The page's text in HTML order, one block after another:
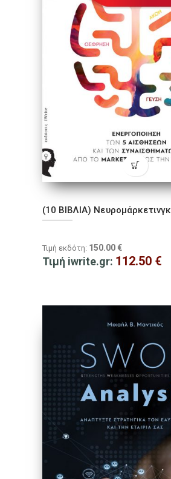
(10 ΒΙΒΛΙΑ) Νευρομάρκετινγκ
Τιμή εκδότη: 150.00 €
Τιμή iwrite.gr: 112.50 €